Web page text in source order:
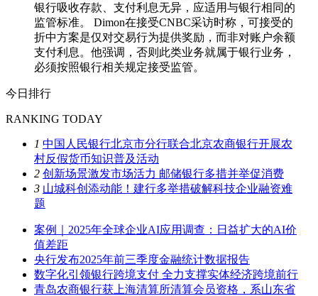
银行吸收存款、支付利息无异，应适用与银行相同的
监管标准。 Dimon在接受CNBC采访时称，可接受的
折中方案是仅对交易行为提供奖励，而非对账户余额
支付利息。他强调，否则此类业务就属于银行业务，
必须按照银行相关规定接受监管。
今日排行
RANKING TODAY
1 中国人民银行北京市分行联合北京农商银行开展农
村反假货币知识普及活动
2 创新场景激发市场活力 邮储银行多措并举促消费
3 山城科创添动能！建行多举措破解科技企业融资难
题
案例｜2025年全球企业AI应用调查：日益扩大的AI价
值差距
央行发布2025年前三季度金融统计数据报告
数字化引领银行跨境支付 全力支撑实体经济跨境前行
青岛农商银行获上海清算所清算会员资格，系山东省